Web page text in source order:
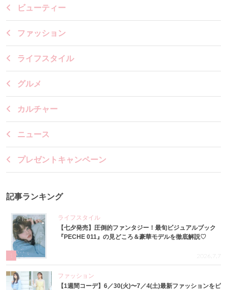
ビューティー
ファッション
ライフスタイル
グルメ
カルチャー
ニュース
プレゼントキャンペーン
記事ランキング
ライフスタイル
【七夕発売】圧倒的ファンタジー！最旬ビジュアルブック
『PECHE 011』の見どころ＆豪華モデルを徹底解説♡
2026.7.7
ファッション
【1週間コーデ】6／30(火)〜7／4(土)最新ファッションをピ